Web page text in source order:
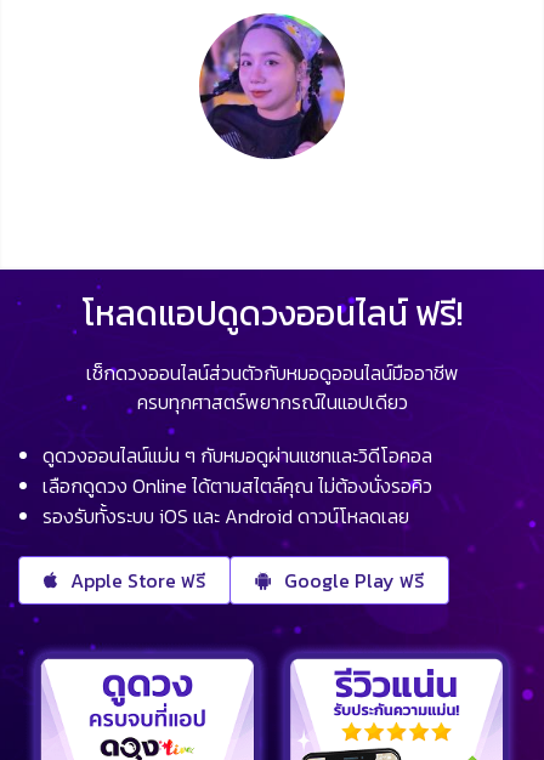
โหลดแอปดูดวงออนไลน์ ฟรี!
เช็กดวงออนไลน์ส่วนตัวกับหมอดูออนไลน์มืออาชีพ
ครบทุกศาสตร์พยากรณ์ในแอปเดียว
ดูดวงออนไลน์แม่น ๆ กับหมอดูผ่านแชทและวิดีโอคอล
เลือกดูดวง Online ได้ตามสไตล์คุณ ไม่ต้องนั่งรอคิว
รองรับทั้งระบบ iOS และ Android ดาวน์โหลดเลย
Apple Store ฟรี Google Play ฟรี